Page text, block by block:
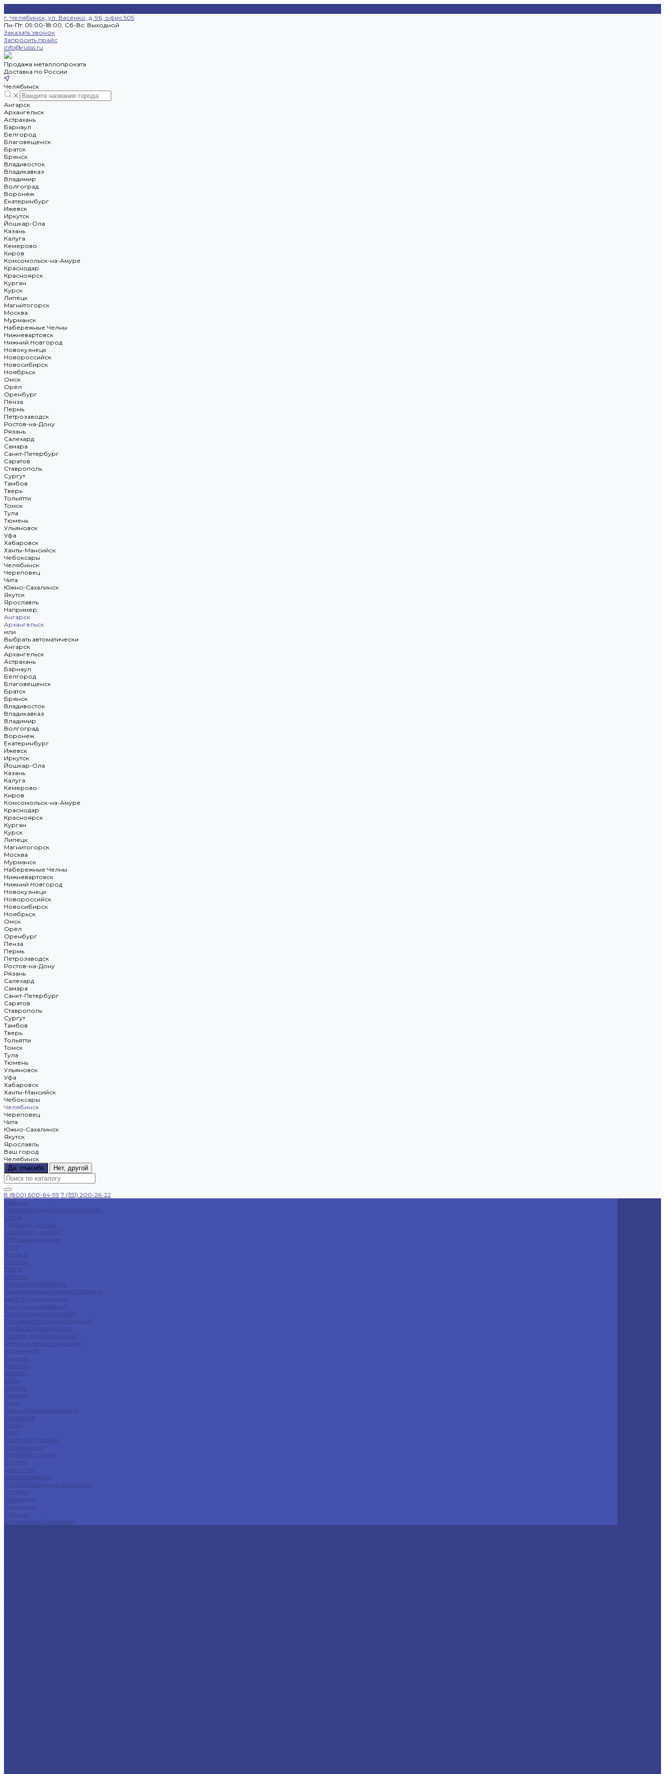
г. Челябинск, ул. Васенко, д. 96, офис 505
Пн-Пт: 09:00-18:00, Cб-Вс: Выходной
Заказать звонок
Запросить прайс
info@russs.ru
Продажа металлопроката
Доставка по России
Челябинск
Ангарск
Архангельск
Астрахань
Барнаул
Белгород
Благовещенск
Братск
Брянск
Владивосток
Владикавказ
Владимир
Волгоград
Воронеж
Екатеринбург
Ижевск
Иркутск
Йошкар-Ола
Казань
Калуга
Кемерово
Киров
Комсомольск-на-Амуре
Краснодар
Красноярск
Курган
Курск
Липецк
Магнитогорск
Москва
Мурманск
Набережные Челны
Нижневартовск
Нижний Новгород
Новокузнецк
Новороссийск
Новосибирск
Ноябрьск
Омск
Орёл
Оренбург
Пенза
Пермь
Петрозаводск
Ростов-на-Дону
Рязань
Салехард
Самара
Санкт-Петербург
Саратов
Ставрополь
Сургут
Тамбов
Тверь
Тольятти
Томск
Тула
Тюмень
Ульяновск
Уфа
Хабаровск
Ханты-Мансийск
Чебоксары
Челябинск
Череповец
Чита
Южно-Сахалинск
Якутск
Ярославль
Например:
Ангарск
Архангельск
или
Выбрать автоматически
Ангарск
Архангельск
Астрахань
Барнаул
Белгород
Благовещенск
Братск
Брянск
Владивосток
Владикавказ
Владимир
Волгоград
Воронеж
Екатеринбург
Ижевск
Иркутск
Йошкар-Ола
Казань
Калуга
Кемерово
Киров
Комсомольск-на-Амуре
Краснодар
Красноярск
Курган
Курск
Липецк
Магнитогорск
Москва
Мурманск
Набережные Челны
Нижневартовск
Нижний Новгород
Новокузнецк
Новороссийск
Новосибирск
Ноябрьск
Омск
Орёл
Оренбург
Пенза
Пермь
Петрозаводск
Ростов-на-Дону
Рязань
Салехард
Самара
Санкт-Петербург
Саратов
Ставрополь
Сургут
Тамбов
Тверь
Тольятти
Томск
Тула
Тюмень
Ульяновск
Уфа
Хабаровск
Ханты-Мансийск
Чебоксары
Челябинск
Череповец
Чита
Южно-Сахалинск
Якутск
Ярославль
Ваш город
Челябинск
Да, спасибо
Нет, другой
8 (800) 600-64-99 7 (351) 200-26-22
Каталог
Нержавеющий металлопрокат
Сетка
Трубный прокат
Сортовой прокат
Фасонный прокат
Лист
Фольга
Полоса
Лента
Штрипс
Проволока/Катанка
Оцинкованный металлопрокат
Круг оцинкованный
Лист оцинкованный
Полоса оцинкованная
Профнастил оцинкованный
Труба оцинкованная
Уголок оцинкованный
Цветной металлопрокат
Алюминий
Бронза
Дюраль
Латунь
Медь
Никель
Свинец
Титан
Черный металлопрокат
Арматура
Балка
Круг
Листовой прокат
Профнастил
Трубный прокат
Уголок
Швеллер
Шестигранник
Трубопроводная арматура
Отводы
Переходы
Тройники
Фланцы
Опоры трубопровода